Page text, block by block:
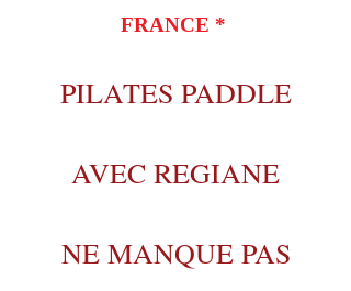
FRANCE *
PILATES PADDLE
AVEC REGIANE
NE MANQUE PAS